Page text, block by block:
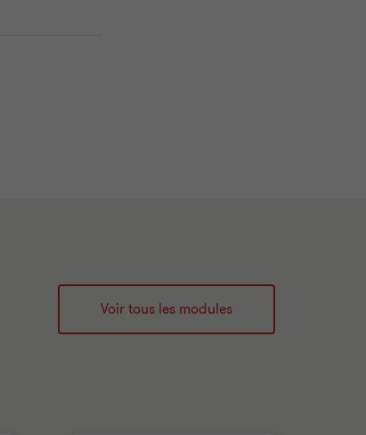
Voir tous les modules